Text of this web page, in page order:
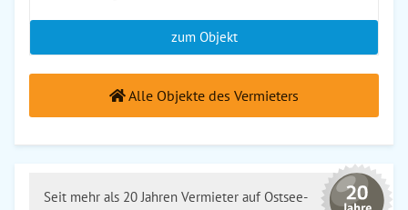
zum Objekt
Alle Objekte des Vermieters
Seit mehr als 20 Jahren Vermieter auf Ostsee-